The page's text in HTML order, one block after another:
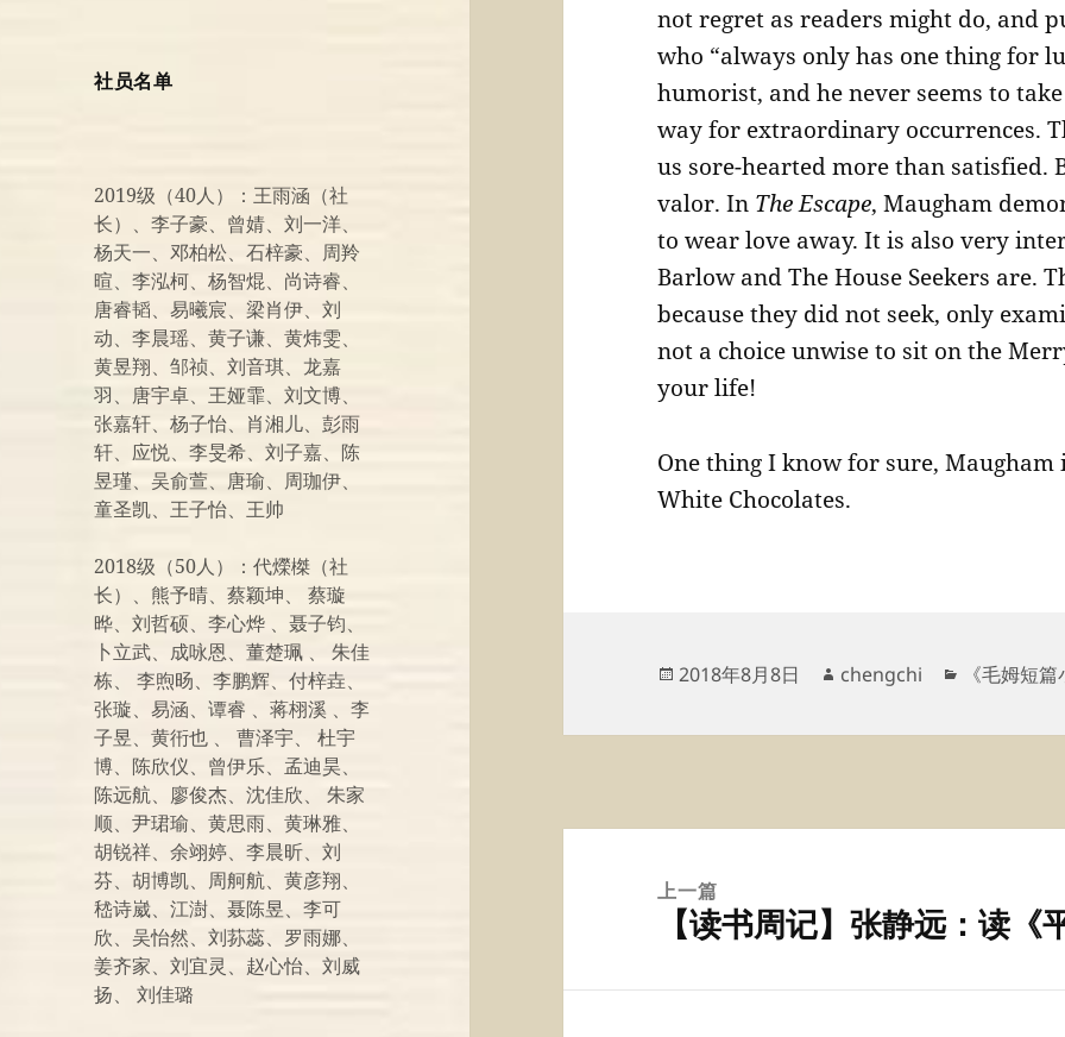
社员名单
2019级（40人）：王雨涵（社
长）、李子豪、曾婧、刘一洋、
杨天一、邓柏松、石梓豪、周羚
暄、李泓柯、杨智焜、尚诗睿、
唐睿韬、易曦宸、梁肖伊、刘
动、李晨瑶、黄子谦、黄炜雯、
黄昱翔、邹祯、刘音琪、龙嘉
羽、唐宇卓、王娅霏、刘文博、
张嘉轩、杨子怡、肖湘儿、彭雨
轩、应悦、李旻希、刘子嘉、陈
昱瑾、吴俞萱、唐瑜、周珈伊、
童圣凯、王子怡、王帅
2018级（50人）：代爃榤（社
长）、熊予晴、蔡颖坤、 蔡璇
晔、刘哲硕、李心烨 、聂子钧、
卜立武、成咏恩、董楚珮 、 朱佳
栋、 李煦旸、李鹏辉、付梓垚、
张璇、易涵、谭睿 、蒋栩溪 、李
子昱、黄衎也 、 曹泽宇、 杜宇
博、陈欣仪、曾伊乐、孟迪昊、
陈远航、廖俊杰、沈佳欣、 朱家
顺、尹珺瑜、黄思雨、黄琳雅、
胡锐祥、余翊婷、李晨昕、刘
芬、胡博凯、周舸航、黄彦翔、
嵇诗崴、江澍、聂陈昱、李可
欣、吴怡然、刘荪蕊、罗雨娜、
姜齐家、刘宜灵、赵心怡、刘威
扬、 刘佳璐
not regret as readers might do, and
who “always only has one thing for
humorist, and he never seems to
way for extraordinary occurrences.
us sore-hearted more than satisfied.
valor. In The Escape, Maugham
to wear love away. It is also very
Barlow and The House Seekers are.
because they did not seek, only
not a choice unwise to sit on the
your life!
One thing I know for sure, Maugham
White Chocolates.
发
于
2018年8月8日
作
chengchi
分
《毛姆短
上一篇
文
【读书周记】张静远：读《